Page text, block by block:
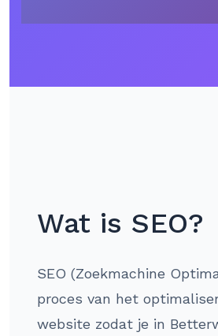
Wat is SEO?
SEO (Zoekmachine
proces van het
website zodat je in